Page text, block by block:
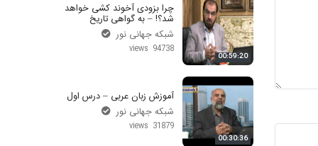
00:59:20
چرا بزودی آخوند کشی خواهد
شد؟! – به گواهی تاریخ
شبکه جهانی نور
94738 views
00:30:36
آموزش زبان عربی – درس اول
شبکه جهانی نور
31879 views